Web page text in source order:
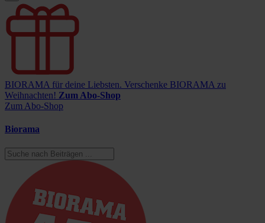
BIORAMA für deine Liebsten. Verschenke BIORAMA zu
Weihnachten! Zum Abo-Shop
Zum Abo-Shop
Biorama